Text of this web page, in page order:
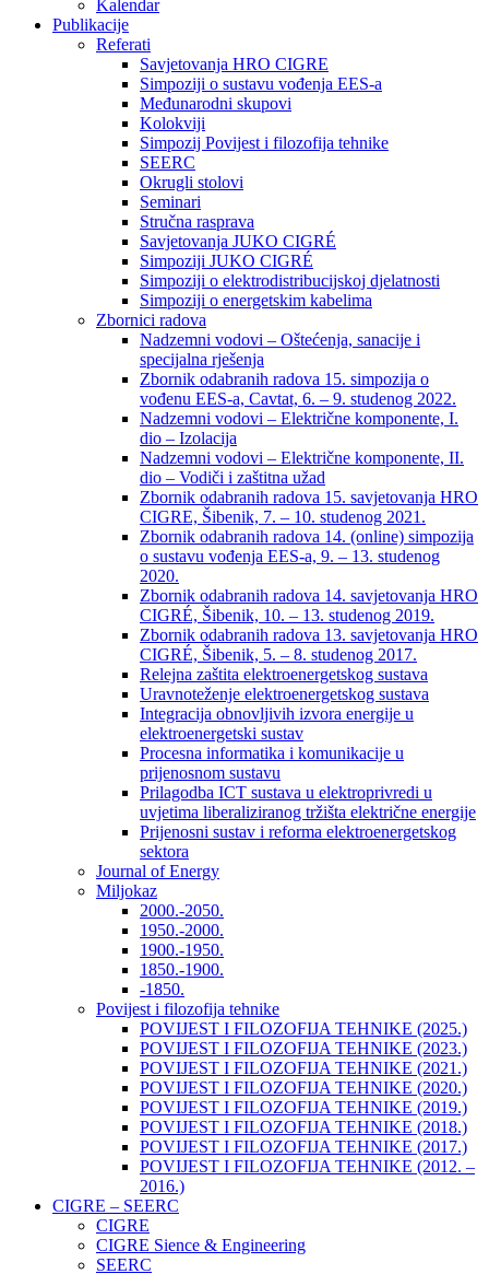
Kalendar
Publikacije
Referati
Savjetovanja HRO CIGRE
Simpoziji o sustavu vođenja EES-a
Međunarodni skupovi
Kolokviji​
Simpozij Povijest i filozofija tehnike
SEERC
Okrugli stolovi
Seminari​
Stručna rasprava​
Savjetovanja JUKO CIGRÉ
Simpoziji JUKO CIGRÉ
Simpoziji o elektrodistribucijskoj djelatnosti
Simpoziji o energetskim kabelima
Zbornici radova
Nadzemni vodovi – Oštećenja, sanacije i
specijalna rješenja
Zbornik odabranih radova 15. simpozija o
vođenu EES-a, Cavtat, 6. – 9. studenog 2022.
Nadzemni vodovi – Električne komponente, I.
dio – Izolacija
Nadzemni vodovi – Električne komponente, II.
dio – Vodiči i zaštitna užad
Zbornik odabranih radova 15. savjetovanja HRO
CIGRE, Šibenik, 7. – 10. studenog 2021.
Zbornik odabranih radova 14. (online) simpozija
o sustavu vođenja EES-a, 9. – 13. studenog
2020.
Zbornik odabranih radova 14. savjetovanja HRO
CIGRÉ, Šibenik, 10. – 13. studenog 2019.
Zbornik odabranih radova 13. savjetovanja HRO
CIGRÉ, Šibenik, 5. – 8. studenog 2017.
Relejna zaštita elektroenergetskog sustava
Uravnoteženje elektroenergetskog sustava
Integracija obnovljivih izvora energije u
elektroenergetski sustav
Procesna informatika i komunikacije u
prijenosnom sustavu
Prilagodba ICT sustava u elektroprivredi u
uvjetima liberaliziranog tržišta električne energije
Prijenosni sustav i reforma elektroenergetskog
sektora
Journal of Energy
Miljokaz
2000.-2050.
1950.-2000.
1900.-1950.
1850.-1900.
-1850.
Povijest i filozofija tehnike
POVIJEST I FILOZOFIJA TEHNIKE (2025.)
POVIJEST I FILOZOFIJA TEHNIKE (2023.)
POVIJEST I FILOZOFIJA TEHNIKE (2021.)
POVIJEST I FILOZOFIJA TEHNIKE (2020.)
POVIJEST I FILOZOFIJA TEHNIKE (2019.)
POVIJEST I FILOZOFIJA TEHNIKE (2018.)
POVIJEST I FILOZOFIJA TEHNIKE (2017.)
POVIJEST I FILOZOFIJA TEHNIKE (2012. –
2016.)
CIGRE – SEERC
CIGRE
CIGRE Sience & Engineering
SEERC